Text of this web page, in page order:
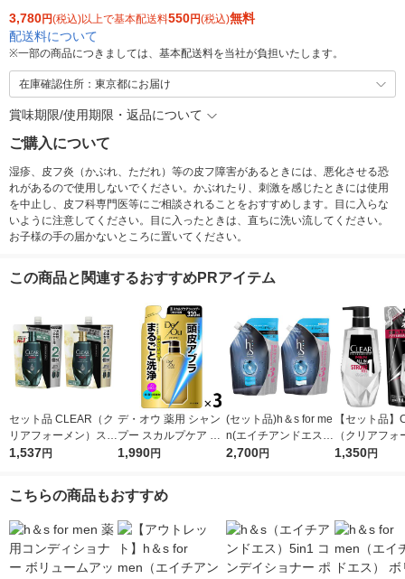
3,780円(税込)以上で基本配送料550円(税込)無料
配送料について
※一部の商品につきましては、基本配送料を当社が負担いたします。
在庫確認住所：東京都にお届け
賞味期限/使用期限・返品について
ご購入について
湿疹、皮フ炎（かぶれ、ただれ）等の皮フ障害があるときには、悪化させる恐
れがあるので使用しないでください。かぶれたり、刺激を感じたときには使用
を中止し、皮フ科専門医等にご相談されることをおすすめします。目に入らな
いように注意してください。目に入ったときは、直ちに洗い流してください。
お子様の手の届かないところに置いてください。
この商品と関連するおすすめPRアイテム
セット品 CLEAR（ク
リアフォーメン）スカ
ルプ シャンプー＆コ
え 各560g ユニリーバ
1,537円
デ・オウ 薬用 シャン
プー スカルプケア 加
齢臭 詰め替え 320ml
1,990円
(セット品)h＆s for me
n(エイチアンドエス)
シャンプー＆コンディ
2,700円
【セット品】
（クリアフォ
リンスインシ
1,350円
こちらの商品もおすすめ